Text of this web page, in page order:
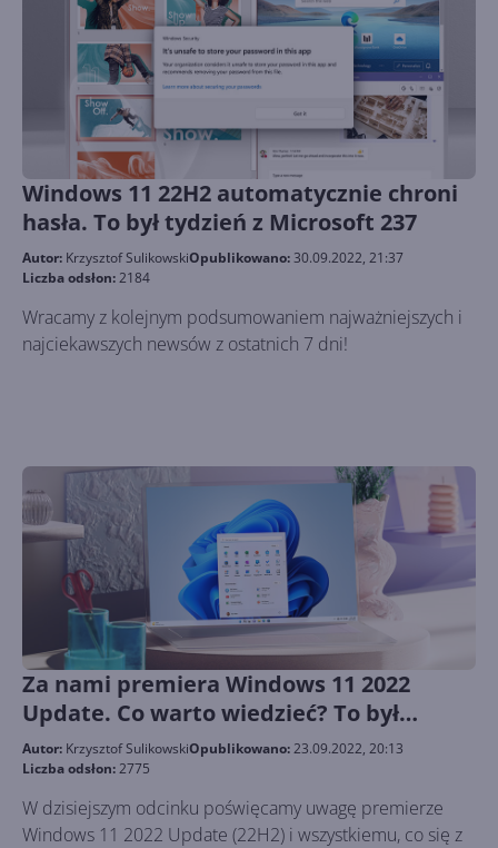
Windows 11 22H2 automatycznie chroni
hasła. To był tydzień z Microsoft 237
Autor: Krzysztof SulikowskiOpublikowano:30.09.2022, 21:37
Liczba odsłon:2184
Wracamy z kolejnym podsumowaniem najważniejszych i
najciekawszych newsów z ostatnich 7 dni!
Za nami premiera Windows 11 2022
Update. Co warto wiedzieć? To był
tydzień z Microsoft 236
Autor: Krzysztof SulikowskiOpublikowano:23.09.2022, 20:13
Liczba odsłon:2775
W dzisiejszym odcinku poświęcamy uwagę premierze
Windows 11 2022 Update (22H2) i wszystkiemu, co się z